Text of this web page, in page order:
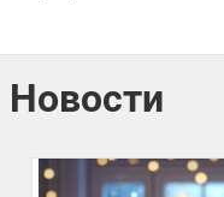
Новости